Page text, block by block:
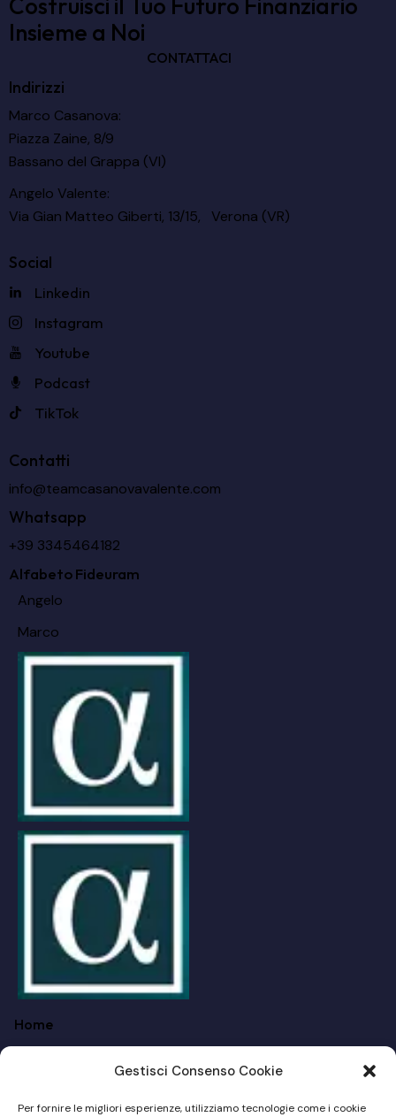
Gestisci Consenso Cookie
Per fornire le migliori esperienze, utilizziamo tecnologie come i cookie
Costruisci il Tuo Futuro Finanziario
Insieme a Noi
CONTATTACI
Indirizzi
Marco Casanova:
Piazza Zaine, 8/9
Bassano del Grappa (VI)
Angelo Valente:
Via Gian Matteo Giberti, 13/15, Verona (VR)
Social
Linkedin
Instagram
Youtube
Podcast
TikTok
Contatti
info@teamcasanovavalente.com
Whatsapp
+39 3345464182
Alfabeto Fideuram
Angelo
Marco
Home